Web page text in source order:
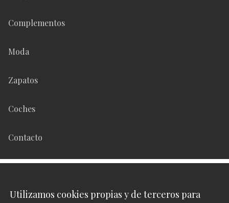
Complementos
Moda
Zapatos
Coches
Contacto
Utilizamos cookies propias y de terceros para